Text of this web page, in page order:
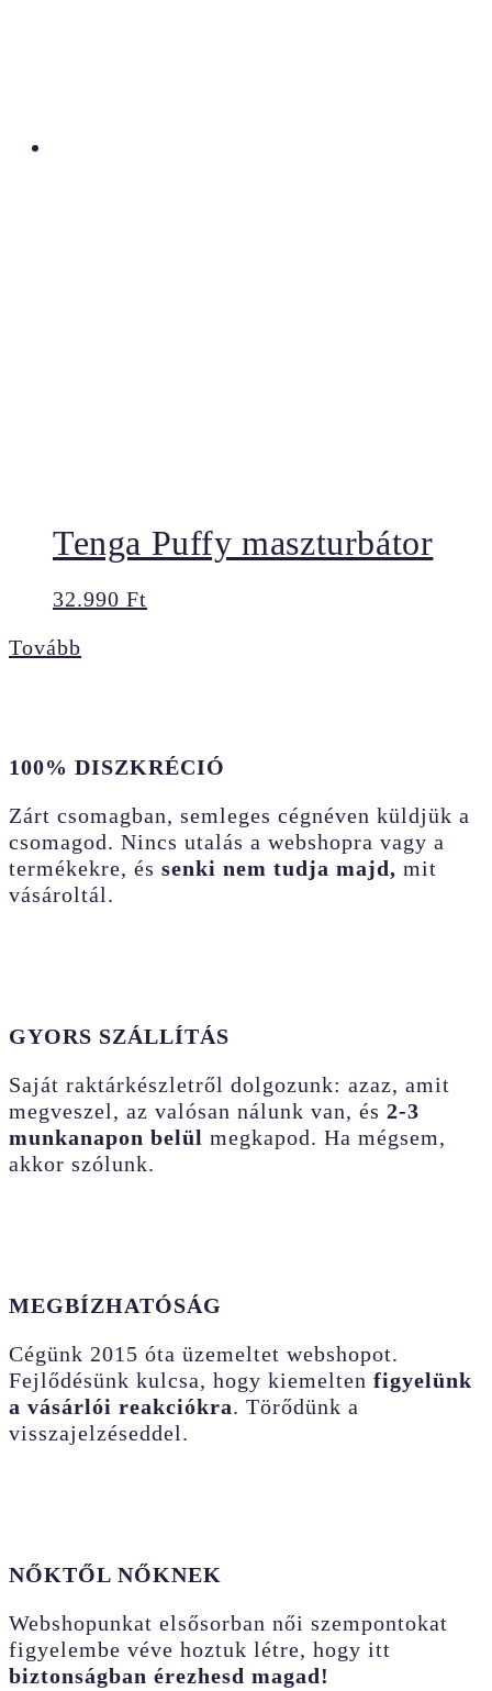
Tenga Puffy maszturbátor
32.990 Ft
Tovább
100% DISZKRÉCIÓ
Zárt csomagban, semleges cégnéven küldjük a
csomagod. Nincs utalás a webshopra vagy a
termékekre, és senki nem tudja majd, mit
vásároltál.
GYORS SZÁLLÍTÁS
Saját raktárkészletről dolgozunk: azaz, amit
megveszel, az valósan nálunk van, és 2-3
munkanapon belül megkapod. Ha mégsem,
akkor szólunk.
MEGBÍZHATÓSÁG
Cégünk 2015 óta üzemeltet webshopot.
Fejlődésünk kulcsa, hogy kiemelten figyelünk
a vásárlói reakciókra. Törődünk a
visszajelzéseddel.
NŐKTŐL NŐKNEK
Webshopunkat elsősorban női szempontokat
figyelembe véve hoztuk létre, hogy itt
biztonságban érezhesd magad!